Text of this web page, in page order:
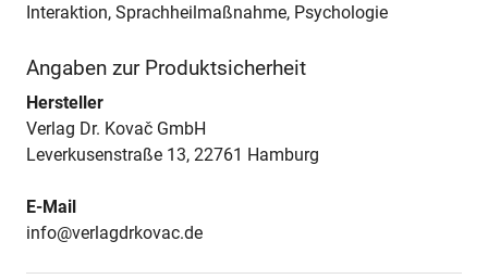
Interaktion, Sprachheilmaßnahme, Psychologie
Angaben zur Produktsicherheit
Hersteller
Verlag Dr. Kovač GmbH
Leverkusenstraße 13, 22761 Hamburg
E-Mail
info@verlagdrkovac.de